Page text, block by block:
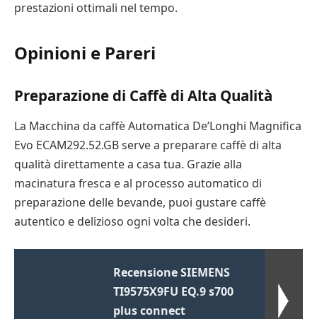
prestazioni ottimali nel tempo.
Opinioni e Pareri
Preparazione di Caffè di Alta Qualità
La Macchina da caffè Automatica De’Longhi Magnifica
Evo ECAM292.52.GB serve a preparare caffè di alta
qualità direttamente a casa tua. Grazie alla
macinatura fresca e al processo automatico di
preparazione delle bevande, puoi gustare caffè
autentico e delizioso ogni volta che desideri.
Recensione SIEMENS
TI9575X9FU EQ.9 s700
plus connect